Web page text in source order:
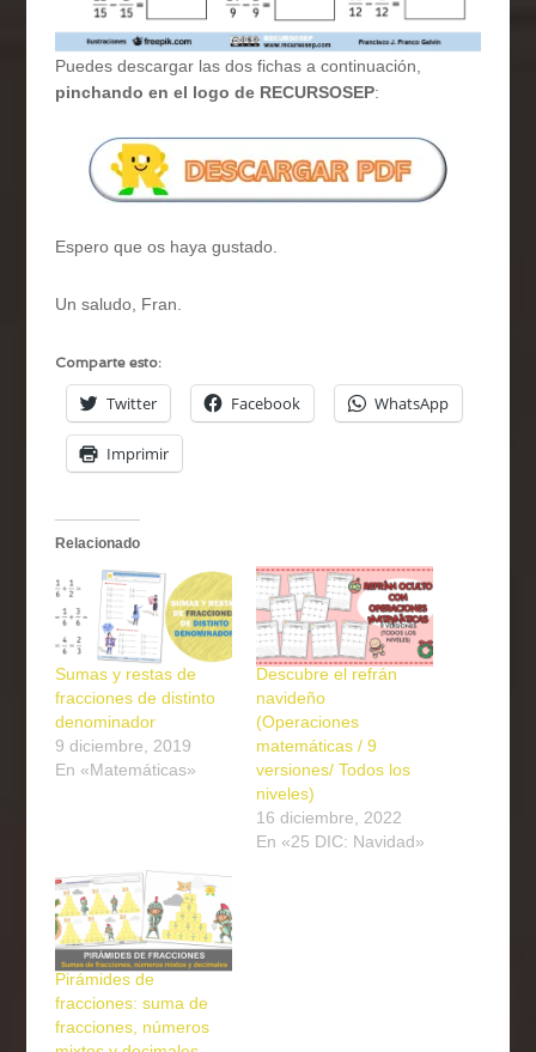
Puedes descargar las dos fichas a continuación,
pinchando en el logo de RECURSOSEP:
Espero que os haya gustado.
Un saludo, Fran.
Comparte esto:
Twitter Facebook WhatsApp
Imprimir
Relacionado
Sumas y restas de
fracciones de distinto
denominador
9 diciembre, 2019
En «Matemáticas»
Descubre el refrán
navideño
(Operaciones
matemáticas / 9
versiones/ Todos los
niveles)
16 diciembre, 2022
En «25 DIC: Navidad»
Pirámides de
fracciones: suma de
fracciones, números